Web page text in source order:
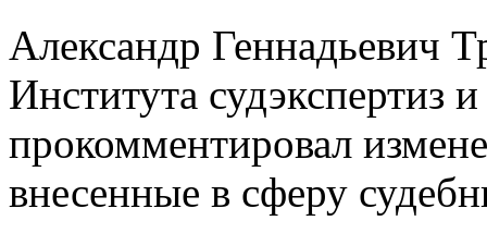
Александр Геннадьевич
Института судэкспертиз
прокомментировал
внесенные в сферу